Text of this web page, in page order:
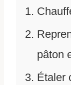
pâton
Étaler